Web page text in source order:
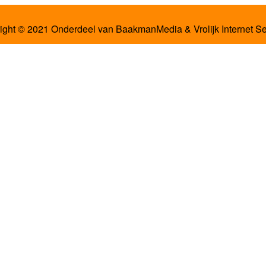
© 2021 Onderdeel van BaakmanMedia& Vrolijk Internet